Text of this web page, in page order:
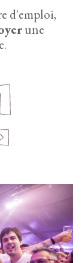
d'emploi,
une